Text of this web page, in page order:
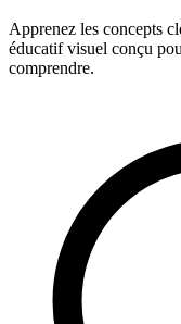
Apprenez les concepts
éducatif visuel conçu
comprendre.